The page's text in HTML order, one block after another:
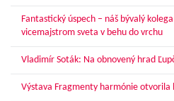
Fantastický úspech – náš bývalý
vicemajstrom sveta v behu do vrchu
Vladimír Soták: Na obnovený hrad
Výstava Fragmenty harmónie otvorila